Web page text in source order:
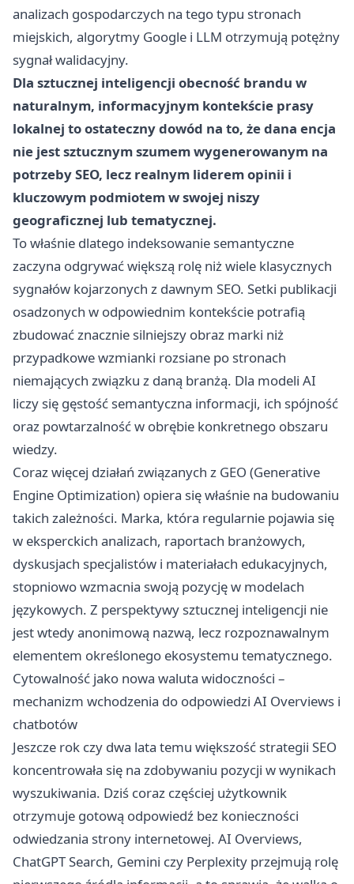
analizach gospodarczych na tego typu stronach
miejskich, algorytmy Google i LLM otrzymują potężny
sygnał walidacyjny.
Dla sztucznej inteligencji obecność brandu w
naturalnym, informacyjnym kontekście prasy
lokalnej to ostateczny dowód na to, że dana encja
nie jest sztucznym szumem wygenerowanym na
potrzeby SEO, lecz realnym liderem opinii i
kluczowym podmiotem w swojej niszy
geograficznej lub tematycznej.
To właśnie dlatego indeksowanie semantyczne
zaczyna odgrywać większą rolę niż wiele klasycznych
sygnałów kojarzonych z dawnym SEO. Setki publikacji
osadzonych w odpowiednim kontekście potrafią
zbudować znacznie silniejszy obraz marki niż
przypadkowe wzmianki rozsiane po stronach
niemających związku z daną branżą. Dla modeli AI
liczy się gęstość semantyczna informacji, ich spójność
oraz powtarzalność w obrębie konkretnego obszaru
wiedzy.
Coraz więcej działań związanych z GEO (Generative
Engine Optimization) opiera się właśnie na budowaniu
takich zależności. Marka, która regularnie pojawia się
w eksperckich analizach, raportach branżowych,
dyskusjach specjalistów i materiałach edukacyjnych,
stopniowo wzmacnia swoją pozycję w modelach
językowych. Z perspektywy sztucznej inteligencji nie
jest wtedy anonimową nazwą, lecz rozpoznawalnym
elementem określonego ekosystemu tematycznego.
Cytowalność jako nowa waluta widoczności –
mechanizm wchodzenia do odpowiedzi AI Overviews i
chatbotów
Jeszcze rok czy dwa lata temu większość strategii SEO
koncentrowała się na zdobywaniu pozycji w wynikach
wyszukiwania. Dziś coraz częściej użytkownik
otrzymuje gotową odpowiedź bez konieczności
odwiedzania strony internetowej. AI Overviews,
ChatGPT Search, Gemini czy Perplexity przejmują rolę